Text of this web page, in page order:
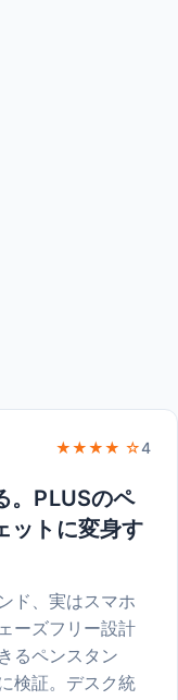
★★★★ ☆4
。PLUSのペ
ットに変身す
ド、実はスマホ
ーズフリー設計
るペンスタン
検証。デスク統